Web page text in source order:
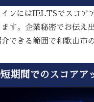
ンにはIELTSでスコア
す。企業秘密でお伝え
できる範囲で和歌山市
期間でのスコアア